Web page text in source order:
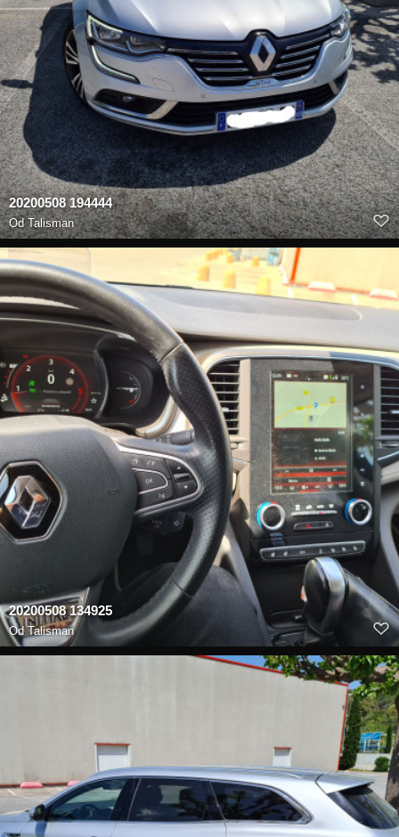
20200508 194444
OdTalisman
20200508 134925
OdTalisman